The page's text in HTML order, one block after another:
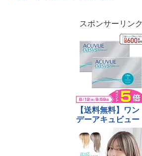
スポンサーリンク